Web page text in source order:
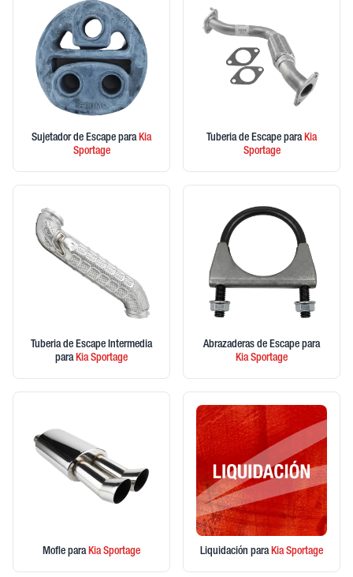
Sujetador de Escape paraKia
Sportage
Tuberia de Escape paraKia
Sportage
Tuberia de Escape Intermedia
paraKiaSportage
Abrazaderas de Escape para
KiaSportage
Mofle paraKiaSportage Liquidación paraKiaSportage